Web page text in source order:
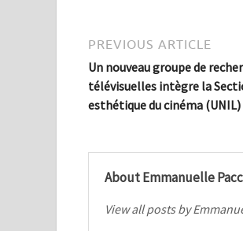
PREVIOUS ARTICLE
Un nouveau groupe de
télévisuelles intègre la
esthétique du cinéma (UNIL)
About Emmanuelle
View all posts by